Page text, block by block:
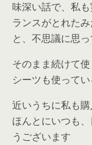
味深い話で、私
ランスがとれた
と、不思議に思っ
そのまま続けて使
シーツも使ってい
近いうちに私も購
ほんとにいつも
うございます